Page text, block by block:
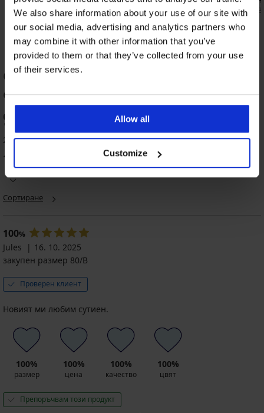
We also share information about your use of our site with
our social media, advertising and analytics partners who
may combine it with other information that you’ve
provided to them or that they’ve collected from your use
of their services.
Allow all
Customize
Red
11,49 € (22,47 лв.) 22,99 €
13,99 €
ОЦЕНКА НА ПРОДУКТ Еротичен
сутиен Alex Bralette
95
2 оценили продукта
100 от клиентите, препоръчват продукта
Сортиране
100%
Jules
16. 10. 2025
закупен размер 80/B
Проверен клиент
Новият ми любим сутиен.
100%
размер
100%
цена
100%
качество
100%
цвят
Препоръчвам този продукт